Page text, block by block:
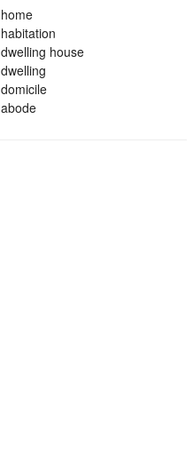
home
habitation
dwelling house
dwelling
domicile
abode